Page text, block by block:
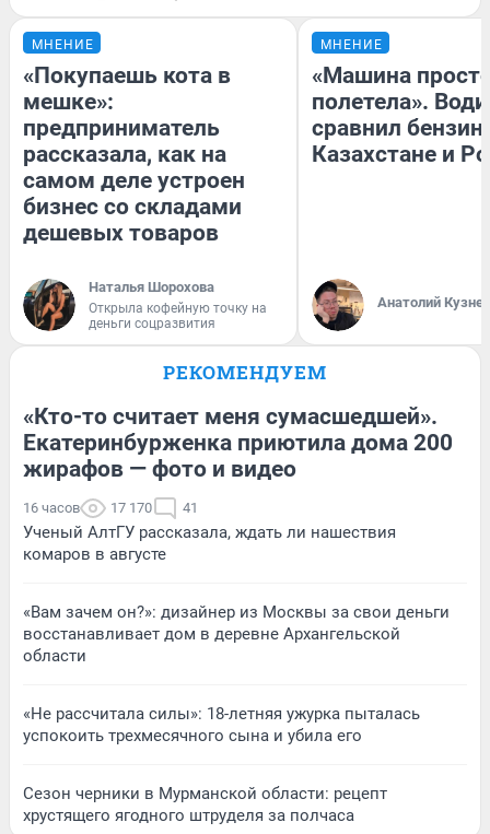
МНЕНИЕ
«Покупаешь кота в
мешке»:
предприниматель
рассказала, как на
самом деле устроен
бизнес со складами
дешевых товаров
Наталья Шорохова
Открыла кофейную точку на
деньги соцразвития
МНЕНИЕ
«Машина
полетела».
сравнил бензин
Казахстане и
Анатолий
РЕКОМЕНДУЕМ
«Кто-то считает меня сумасшедшей».
Екатеринбурженка приютила дома 200
жирафов — фото и видео
16 часов 17 170 41
Ученый АлтГУ рассказала, ждать ли нашествия
комаров в августе
«Вам зачем он?»: дизайнер из Москвы за свои деньги
восстанавливает дом в деревне Архангельской
области
«Не рассчитала силы»: 18-летняя ужурка пыталась
успокоить трехмесячного сына и убила его
Сезон черники в Мурманской области: рецепт
хрустящего ягодного штруделя за полчаса